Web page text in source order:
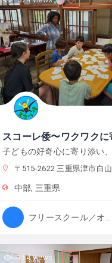
〒515-2622 三重県津市白山町中ノ村１３８−４
中部 三重県
184 views